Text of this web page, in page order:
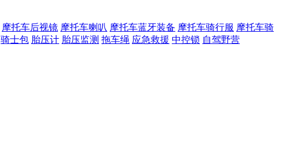
摩托车后视镜 摩托车喇叭 摩托车蓝牙装备 摩托车骑行服 摩托车骑
骑士包 胎压计 胎压监测 拖车绳 应急救援 中控锁 自驾野营